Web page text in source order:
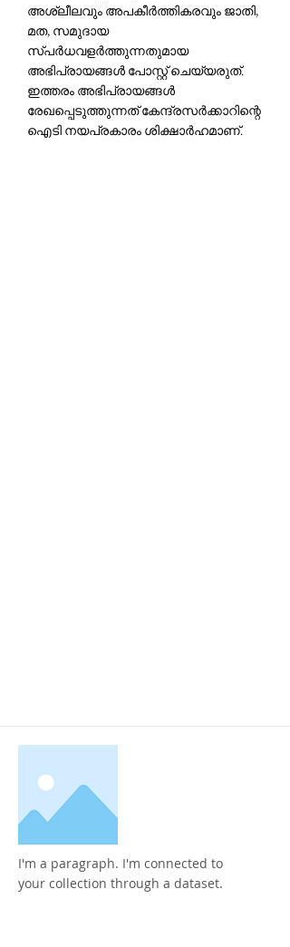
അശ്ലീലവും അപകീര്‍ത്തികരവും ജാതി,
മത, സമുദായ
സ്പര്‍ധവളര്‍ത്തുന്നതുമായ
അഭിപ്രായങ്ങള്‍ പോസ്റ്റ് ചെയ്യരുത്.
ഇത്തരം അഭിപ്രായങ്ങള്‍
രേഖപ്പെടുത്തുന്നത് കേന്ദ്രസര്‍ക്കാറിന്റെ
ഐടി നയപ്രകാരം ശിക്ഷാര്‍ഹമാണ്.
I'm a paragraph. I'm connected to
your collection through a dataset.